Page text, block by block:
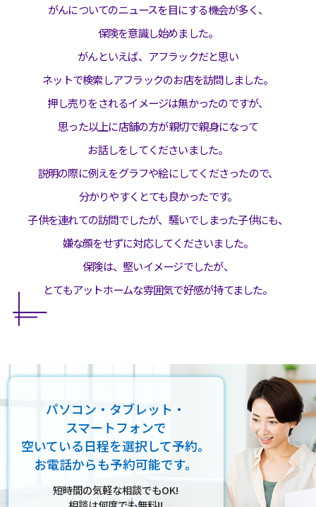
がんについてのニュースを目にする機会が多く、
保険を意識し始めました。
がんといえば、アフラックだと思い
ネットで検索しアフラックのお店を訪問しました。
押し売りをされるイメージは無かったのですが、
思った以上に店舗の方が親切で親身になって
お話しをしてくださいました。
説明の際に例えをグラフや絵にしてくださったので、
分かりやすくとても良かったです。
子供を連れての訪問でしたが、騒いでしまった子供にも、
嫌な顔をせずに対応してくださいました。
保険は、堅いイメージでしたが、
とてもアットホームな雰囲気で好感が持てました。
パソコン・タブレット・
スマートフォンで
空いている日程を選択して予約。
お電話からも予約可能です。
短時間の気軽な相談でもOK!